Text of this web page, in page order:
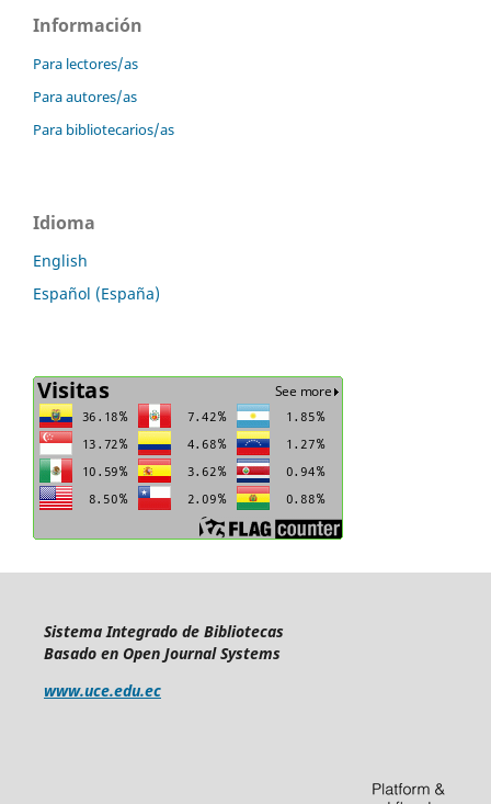
Información
Para lectores/as
Para autores/as
Para bibliotecarios/as
Idioma
English
Español (España)
Sistema Integrado de Bibliotecas
Basado en Open Journal Systems
www.uce.edu.ec